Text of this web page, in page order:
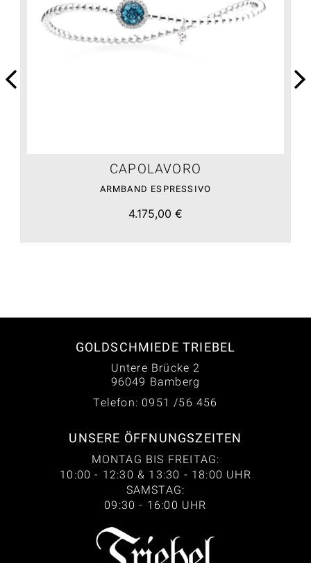
CAPOLAVORO
ARMBAND ESPRESSIVO
4.175,00 €
GOLDSCHMIEDE TRIEBEL
Untere Brücke 2
96049 Bamberg
Telefon: 0951 /56 456
UNSERE ÖFFNUNGSZEITEN
MONTAG BIS FREITAG:
10:00 - 12:30 & 13:30 - 18:00 UHR
SAMSTAG:
09:30 - 16:00 UHR